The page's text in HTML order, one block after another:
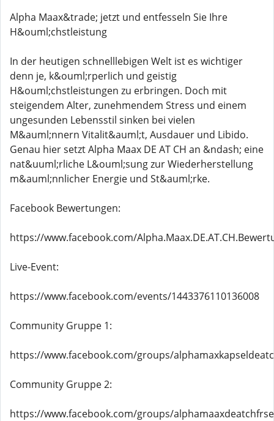
Alpha Maax&trade; jetzt und entfesseln Sie Ihre
H&ouml;chstleistung
In der heutigen schnelllebigen Welt ist es wichtiger
denn je, k&ouml;rperlich und geistig
H&ouml;chstleistungen zu erbringen. Doch mit
steigendem Alter, zunehmendem Stress und einem
ungesunden Lebensstil sinken bei vielen
M&auml;nnern Vitalit&auml;t, Ausdauer und Libido.
Genau hier setzt Alpha Maax DE AT CH an &ndash; eine
nat&uuml;rliche L&ouml;sung zur Wiederherstellung
m&auml;nnlicher Energie und St&auml;rke.
Facebook Bewertungen:
https://www.facebook.com/
Live-Event:
https://www.facebook.com/events/1443376110136008
Community Gruppe 1:
https://www.facebook.com/groups/
Community Gruppe 2:
https://www.facebook.com/groups/